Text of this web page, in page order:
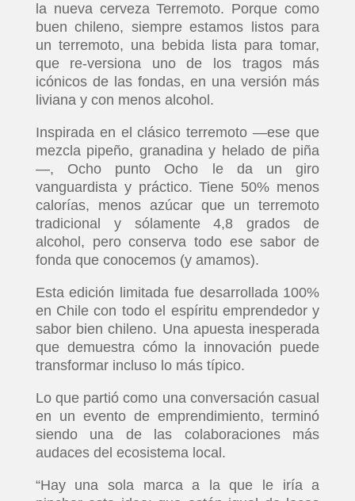
la nueva cerveza Terremoto. Porque como
buen chileno, siempre estamos listos para
un terremoto, una bebida lista para tomar,
que re-versiona uno de los tragos más
icónicos de las fondas, en una versión más
liviana y con menos alcohol.
Inspirada en el clásico terremoto —ese que
mezcla pipeño, granadina y helado de piña
—, Ocho punto Ocho le da un giro
vanguardista y práctico. Tiene 50% menos
calorías, menos azúcar que un terremoto
tradicional y sólamente 4,8 grados de
alcohol, pero conserva todo ese sabor de
fonda que conocemos (y amamos).
Esta edición limitada fue desarrollada 100%
en Chile con todo el espíritu emprendedor y
sabor bien chileno. Una apuesta inesperada
que demuestra cómo la innovación puede
transformar incluso lo más típico.
Lo que partió como una conversación casual
en un evento de emprendimiento, terminó
siendo una de las colaboraciones más
audaces del ecosistema local.
“Hay una sola marca a la que le iría a